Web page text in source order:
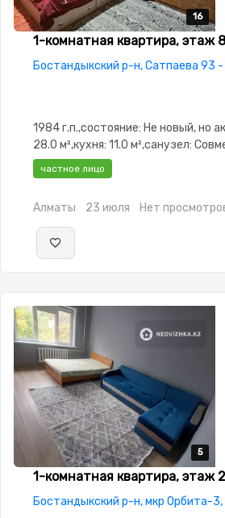
16
16
16
16
16
1-комнатная квартира, этаж
Бостандыкский р-н, Сатпаева 93
1984 г.п.,состояние: Не новый, но
28.0 м²,кухня: 11.0 м²,санузел:
Оптика,паркинг:
частное лицо
Алматы 23 июля Нет
5
5
5
5
5
1-комнатная квартира, этаж
Бостандыкский р-н, мкр Орбита-